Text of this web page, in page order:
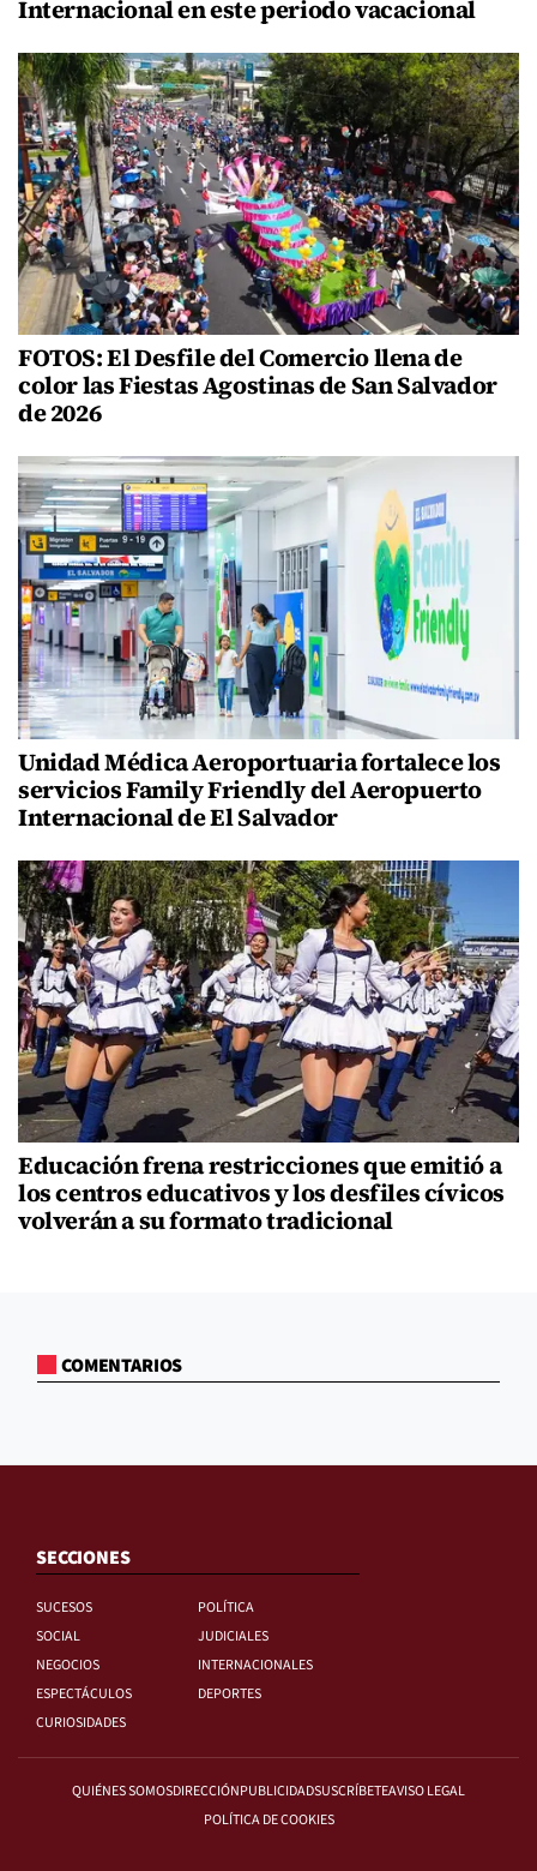
Internacional en este periodo vacacional
FOTOS: El Desfile del Comercio llena de
color las Fiestas Agostinas de San Salvador
de 2026
Unidad Médica Aeroportuaria fortalece los
servicios Family Friendly del Aeropuerto
Internacional de El Salvador
Educación frena restricciones que emitió a
los centros educativos y los desfiles cívicos
volverán a su formato tradicional
COMENTARIOS
SECCIONES
SUCESOS
POLÍTICA
SOCIAL
JUDICIALES
NEGOCIOS
INTERNACIONALES
ESPECTÁCULOS
DEPORTES
CURIOSIDADES
QUIÉNES SOMOSDIRECCIÓNPUBLICIDADSUSCRÍBETEAVISO LEGAL
POLÍTICA DE COOKIES